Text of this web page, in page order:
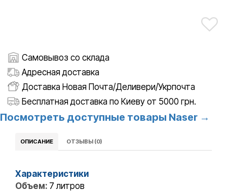
Самовывоз со склада
Адресная доставка
Доставка Новая Почта/Деливери/Укрпочта
Бесплатная доставка по Киеву от 5000 грн.
Посмотреть доступные товары Naser →
ОПИСАНИЕ ОТЗЫВЫ (0)
Характеристики
Объем: 7 литров